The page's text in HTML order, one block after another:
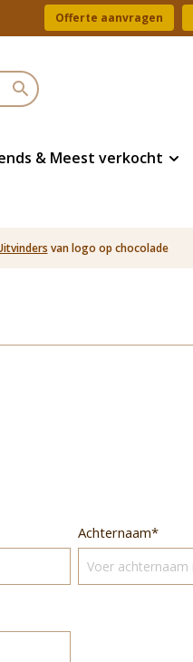
Offerte aanvragen
& Meest verkocht
van logo op chocolade
Achternaam*